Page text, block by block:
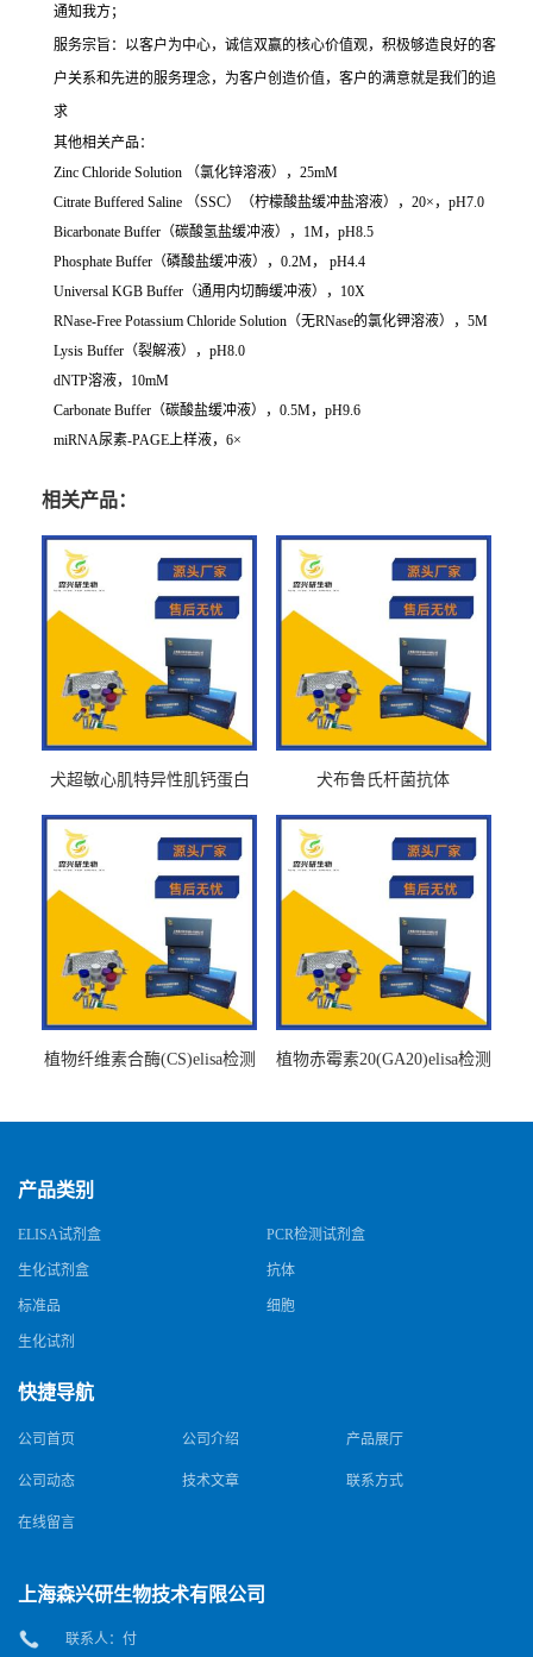
通知我方；
服务宗旨：以客户为中心，诚信双赢的核心价值观，积极够造良好的客
户关系和先进的服务理念，为客户创造价值，客户的满意就是我们的追
求
其他相关产品：
Zinc Chloride Solution （氯化锌溶液），25mM
Citrate Buffered Saline （SSC）（柠檬酸盐缓冲盐溶液），20×，pH7.0
Bicarbonate Buffer（碳酸氢盐缓冲液），1M，pH8.5
Phosphate Buffer（磷酸盐缓冲液），0.2M， pH4.4
Universal KGB Buffer（通用内切酶缓冲液），10X
RNase-Free Potassium Chloride Solution（无RNase的氯化钾溶液），5M
Lysis Buffer（裂解液），pH8.0
dNTP溶液，10mM
Carbonate Buffer（碳酸盐缓冲液），0.5M，pH9.6
miRNA尿素-PAGE上样液，6×
相关产品：
犬超敏心肌特异性肌钙蛋白
犬布鲁氏杆菌抗体
植物纤维素合酶(CS)elisa检测
植物赤霉素20(GA20)elisa检测
产品类别
ELISA试剂盒 PCR检测试剂盒
生化试剂盒 抗体
标准品 细胞
生化试剂
快捷导航
公司首页 公司介绍 产品展厅
公司动态 技术文章 联系方式
在线留言
上海森兴研生物技术有限公司
联系人：付